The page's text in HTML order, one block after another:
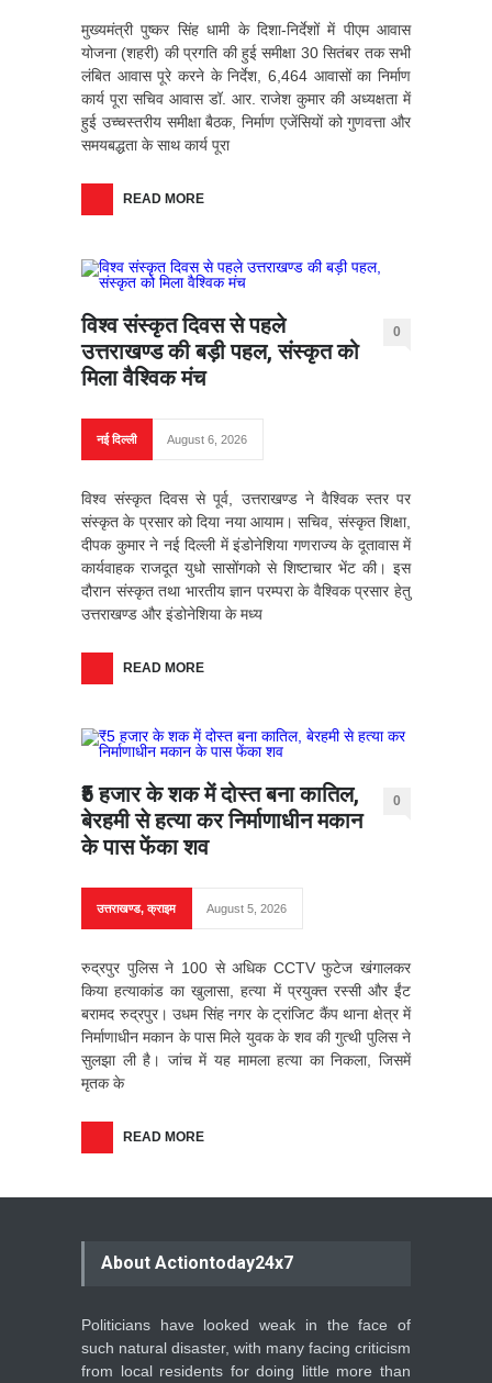
मुख्यमंत्री पुष्कर सिंह धामी के दिशा-निर्देशों में पीएम आवास
योजना (शहरी) की प्रगति की हुई समीक्षा 30 सितंबर तक सभी
लंबित आवास पूरे करने के निर्देश, 6,464 आवासों का निर्माण
कार्य पूरा सचिव आवास डॉ. आर. राजेश कुमार की अध्यक्षता में
हुई उच्चस्तरीय समीक्षा बैठक, निर्माण एजेंसियों को गुणवत्ता और
समयबद्धता के साथ कार्य पूरा
READ MORE
विश्व संस्कृत दिवस से पहले
उत्तराखण्ड की बड़ी पहल, संस्कृत को
मिला वैश्विक मंच
0
नई दिल्ली August 6, 2026
विश्व संस्कृत दिवस से पूर्व, उत्तराखण्ड ने वैश्विक स्तर पर
संस्कृत के प्रसार को दिया नया आयाम। सचिव, संस्कृत शिक्षा,
दीपक कुमार ने नई दिल्ली में इंडोनेशिया गणराज्य के दूतावास में
कार्यवाहक राजदूत युधो सासोंगको से शिष्टाचार भेंट की। इस
दौरान संस्कृत तथा भारतीय ज्ञान परम्परा के वैश्विक प्रसार हेतु
उत्तराखण्ड और इंडोनेशिया के मध्य
READ MORE
₹5 हजार के शक में दोस्त बना कातिल,
बेरहमी से हत्या कर निर्माणाधीन मकान
के पास फेंका शव
0
उत्तराखण्ड,क्राइम August 5, 2026
रुद्रपुर पुलिस ने 100 से अधिक CCTV फुटेज खंगालकर
किया हत्याकांड का खुलासा, हत्या में प्रयुक्त रस्सी और ईंट
बरामद रुद्रपुर। उधम सिंह नगर के ट्रांजिट कैंप थाना क्षेत्र में
निर्माणाधीन मकान के पास मिले युवक के शव की गुत्थी पुलिस ने
सुलझा ली है। जांच में यह मामला हत्या का निकला, जिसमें
मृतक के
READ MORE
About Actiontoday24x7
Politicians have looked weak in the face of
such natural disaster, with many facing criticism
from local residents for doing little more than